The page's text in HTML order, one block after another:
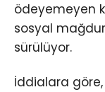
ödeyemeyen
sosyal
sürülüyor.
İddialara